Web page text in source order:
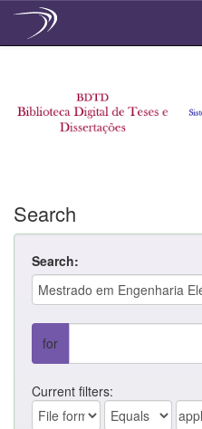
Search
Search:
for
Current filters: